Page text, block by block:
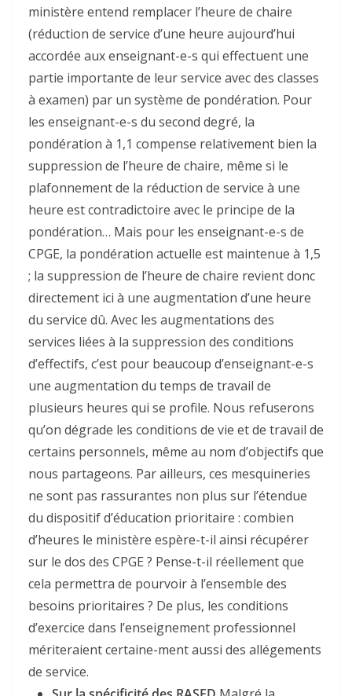
ministère entend remplacer l’heure de chaire
(réduction de service d’une heure aujourd’hui
accordée aux enseignant-e-s qui effectuent une
partie importante de leur service avec des classes
à examen) par un système de pondération. Pour
les enseignant-e-s du second degré, la
pondération à 1,1 compense relativement bien la
suppression de l’heure de chaire, même si le
plafonnement de la réduction de service à une
heure est contradictoire avec le principe de la
pondération… Mais pour les enseignant-e-s de
CPGE, la pondération actuelle est maintenue à 1,5
; la suppression de l’heure de chaire revient donc
directement ici à une augmentation d’une heure
du service dû. Avec les augmentations des
services liées à la suppression des conditions
d’effectifs, c’est pour beaucoup d’enseignant-e-s
une augmentation du temps de travail de
plusieurs heures qui se profile. Nous refuserons
qu’on dégrade les conditions de vie et de travail de
certains personnels, même au nom d’objectifs que
nous partageons. Par ailleurs, ces mesquineries
ne sont pas rassurantes non plus sur l’étendue
du dispositif d’éducation prioritaire : combien
d’heures le ministère espère-t-il ainsi récupérer
sur le dos des CPGE ? Pense-t-il réellement que
cela permettra de pourvoir à l’ensemble des
besoins prioritaires ? De plus, les conditions
d’exercice dans l’enseignement professionnel
mériteraient certaine-ment aussi des allégements
de service.